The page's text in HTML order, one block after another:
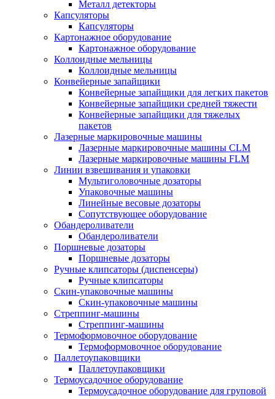
Металл детекторы
Капсуляторы
Капсуляторы
Картонажное оборудование
Картонажное оборудование
Коллоидные мельницы
Коллоидные мельницы
Конвейерные запайщики
Конвейерные запайщики для легких пакетов
Конвейерные запайщики средней тяжести
Конвейерные запайщики для тяжелых
пакетов
Лазерные маркировочные машины
Лазерные маркировочные машины CLM
Лазерные маркировочные машины FLM
Линии взвешивания и упаковки
Мультиголовочные дозаторы
Упаковочные машины
Линейные весовые дозаторы
Сопутствующее оборудование
Обандероливатели
Обандероливатели
Поршневые дозаторы
Поршневые дозаторы
Ручные клипсаторы (диспенсеры)
Ручные клипсаторы
Скин-упаковочные машины
Скин-упаковочные машины
Стреппинг-машины
Стреппинг-машины
Термоформовочное оборудование
Термоформовочное оборудование
Паллетоупаковщики
Паллетоупаковщики
Термоусадочное оборудование
Термоусадочное оборудование для груповой